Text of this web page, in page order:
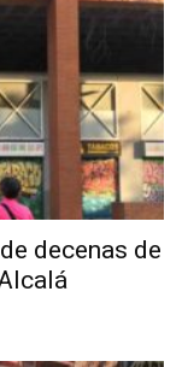
decenas de